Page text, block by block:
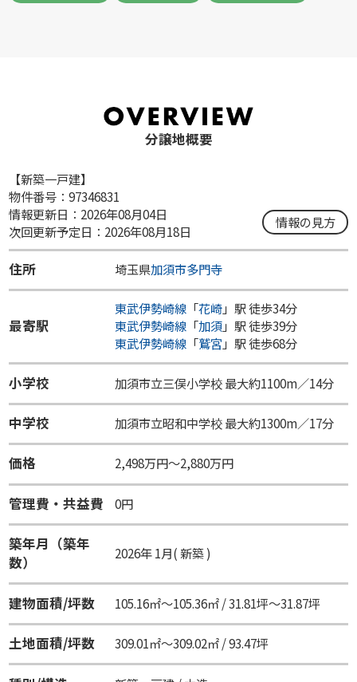
分譲地概要
【新築一戸建】
物件番号：97346831
情報更新日：2026年08月04日
次回更新予定日：2026年08月18日
情報の見方
住所 埼玉県加須市多門寺
最寄駅
東武伊勢崎線「花崎」駅 徒歩34分
東武伊勢崎線「加須」駅 徒歩39分
東武伊勢崎線「鷲宮 」駅 徒歩68分
小学校 加須市立三俣小学校 最大約1100m／14分
中学校 加須市立昭和中学校 最大約1300m／17分
価格 2,498万円～2,880万円
管理費・共益費 0円
築年月（築年
数）
2026年 1月( 新築 )
建物面積/坪数 105.16㎡～105.36㎡ / 31.81坪～31.87坪
土地面積/坪数 309.01㎡～309.02㎡ / 93.47坪